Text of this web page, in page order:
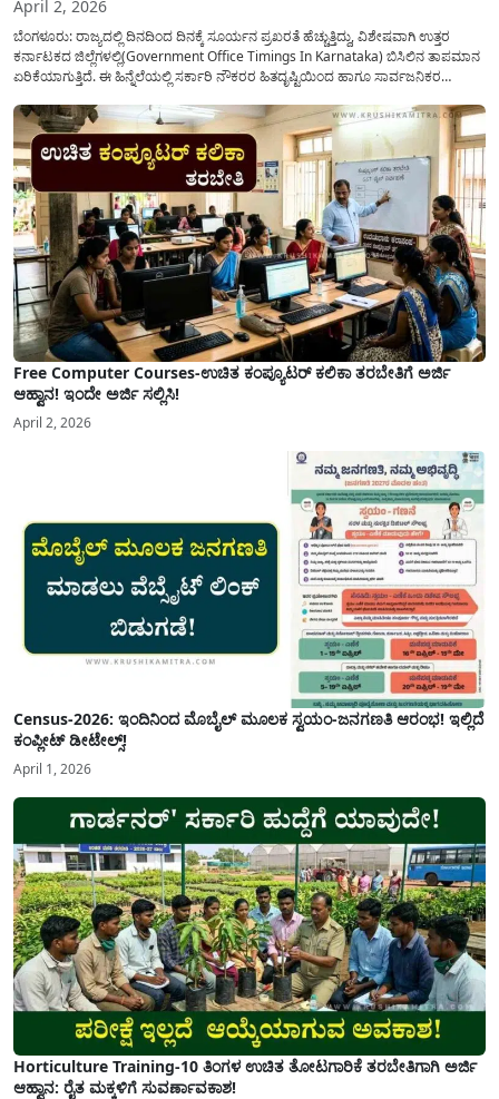
April 2, 2026
ಬೆಂಗಳೂರು: ರಾಜ್ಯದಲ್ಲಿ ದಿನದಿಂದ ದಿನಕ್ಕೆ ಸೂರ್ಯನ ಪ್ರಖರತೆ ಹೆಚ್ಚುತ್ತಿದ್ದು, ವಿಶೇಷವಾಗಿ ಉತ್ತರ
ಕರ್ನಾಟಕದ ಜಿಲ್ಲೆಗಳಲ್ಲಿ(Government Office Timings In Karnataka) ಬಿಸಿಲಿನ ತಾಪಮಾನ
ಏರಿಕೆಯಾಗುತ್ತಿದೆ. ಈ ಹಿನ್ನೆಲೆಯಲ್ಲಿ ಸರ್ಕಾರಿ ನೌಕರರ ಹಿತದೃಷ್ಟಿಯಿಂದ ಹಾಗೂ ಸಾರ್ವಜನಿಕರ
ಮತ್ತು ಕಲ್ಯಾಣ ಕರ್ನಾಟಕದ ಒಟ್ಟು 9 ಜಿಲ್ಲೆಗಳಲ್ಲಿ ಏಪ್ರಿಲ್...
Free Computer Courses-ಉಚಿತ ಕಂಪ್ಯೂಟರ್ ಕಲಿಕಾ ತರಬೇತಿಗೆ ಅರ್ಜಿ
ಆಹ್ವಾನ! ಇಂದೇ ಅರ್ಜಿ ಸಲ್ಲಿಸಿ!
April 2, 2026
Census-2026: ಇಂದಿನಿಂದ ಮೊಬೈಲ್ ಮೂಲಕ ಸ್ವಯಂ-ಜನಗಣತಿ ಆರಂಭ! ಇಲ್ಲಿದೆ
ಕಂಪ್ಲೀಟ್ ಡೀಟೇಲ್ಸ್!
April 1, 2026
Horticulture Training-10 ತಿಂಗಳ ಉಚಿತ ತೋಟಗಾರಿಕೆ ತರಬೇತಿಗಾಗಿ ಅರ್ಜಿ
ಆಹ್ವಾನ: ರೈತ ಮಕ್ಕಳಿಗೆ ಸುವರ್ಣಾವಕಾಶ!